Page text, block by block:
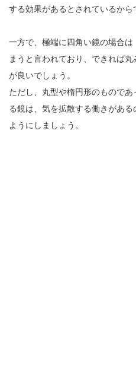
する効果があるとされているから
一方で、極端に四角い鏡の場合
まうと言われており、できれば
が良いでしょう。
ただし、丸型や楕円形のもので
る鏡は、気を拡散する働きがあ
ようにしましょう。